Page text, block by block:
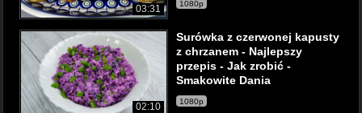
03:31 1080p
02:10
Surówka z czerwonej kapusty
z chrzanem - Najlepszy
przepis - Jak zrobić -
Smakowite Dania
1080p